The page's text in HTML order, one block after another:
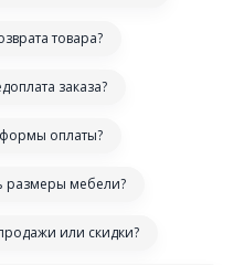
товара?
заказа?
оплаты?
размеры мебели?
или скидки?